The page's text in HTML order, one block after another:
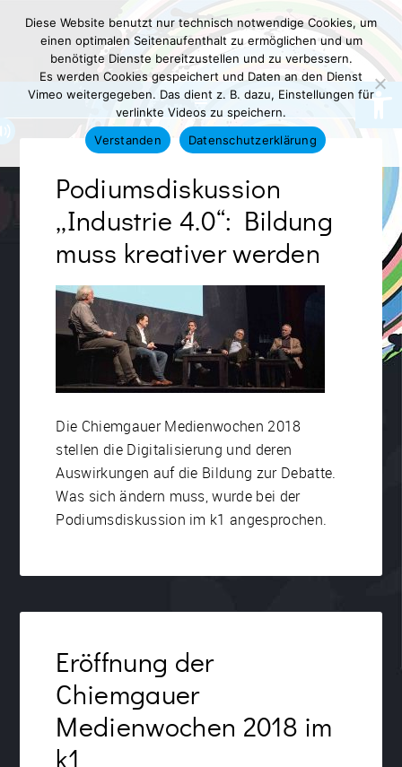
Podiumsdiskussion
„Industrie 4.0“: Bildung
muss kreativer werden
Die Chiemgauer Medienwochen 2018
stellen die Digitalisierung und deren
Auswirkungen auf die Bildung zur Debatte.
Was sich ändern muss, wurde bei der
Podiumsdiskussion im k1 angesprochen.
Eröffnung der
Chiemgauer
Medienwochen 2018 im
k1
Diese Website benutzt nur technisch notwendige Cookies, um
einen optimalen Seitenaufenthalt zu ermöglichen und um
benötigte Dienste bereitzustellen und zu verbessern.
Es werden Cookies gespeichert und Daten an den Dienst
Vimeo weitergegeben. Das dient z. B. dazu, Einstellungen für
verlinkte Videos zu speichern.
Verstanden
Datenschutzerklärung